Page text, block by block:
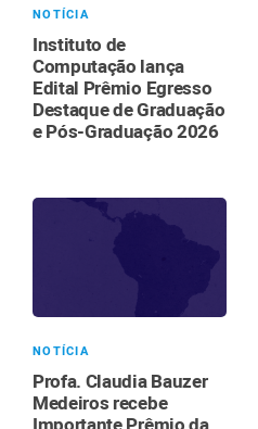
NOTÍCIA
Instituto de
Computação lança
Edital Prêmio Egresso
Destaque de Graduação
e Pós-Graduação 2026
NOTÍCIA
Profa. Claudia Bauzer
Medeiros recebe